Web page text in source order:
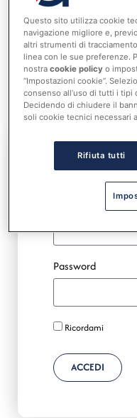
titoli e sugli equilibri
prospetto degli
Fondo pluriennale
2.04 «altri
modifica derivante
correttivo
leggere
Nome utente o
Password
Ricordami
ACCEDI
Questo sito utilizza cookie
navigazione migliore e,
altri strumenti di
linea con le sue preferenze.
nostracookie policy o
“Impostazioni cookie”.
consenso all’uso di tutti i
Decidendo di chiudere il
soli cookie tecnici necessari
Rifiuta tutti